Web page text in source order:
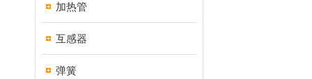
加热管
互感器
弹簧